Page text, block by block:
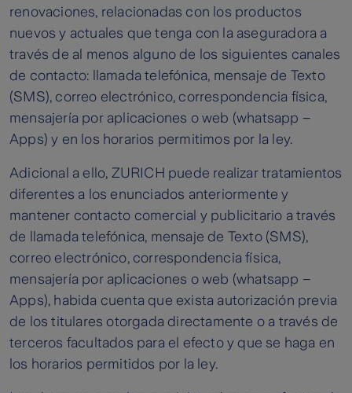
renovaciones, relacionadas con los productos
nuevos y actuales que tenga con la aseguradora a
través de al menos alguno de los siguientes canales
de contacto: llamada telefónica, mensaje de Texto
(SMS), correo electrónico, correspondencia física,
mensajería por aplicaciones o web (whatsapp –
Apps) y en los horarios permitimos por la ley.
Adicional a ello, ZURICH puede realizar tratamientos
diferentes a los enunciados anteriormente y
mantener contacto comercial y publicitario a través
de llamada telefónica, mensaje de Texto (SMS),
correo electrónico, correspondencia física,
mensajería por aplicaciones o web (whatsapp –
Apps), habida cuenta que exista autorización previa
de los titulares otorgada directamente o a través de
terceros facultados para el efecto y que se haga en
los horarios permitidos por la ley.